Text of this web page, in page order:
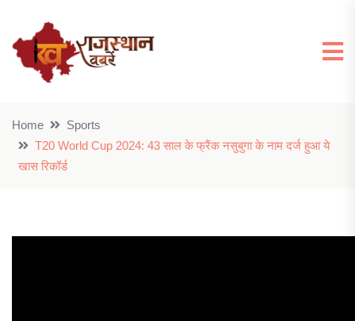
Home
Sports
T20 World Cup 2024: 43 साल के फ्रैंक नसुबुगा के नाम दर्ज हुआ ये
खास रिकॉर्ड